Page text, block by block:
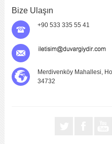
Bize Ulaşın
+90 533 335 55 41
Merdivenköy Mahallesi,
34732